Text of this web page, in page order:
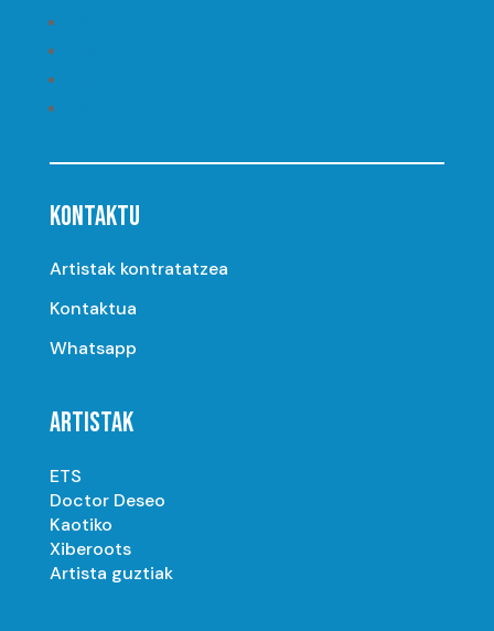
KONTAKTU
Artistak kontratatzea
Kontaktua
Whatsapp
ARTISTAK
ETS
Doctor Deseo
Kaotiko
Xiberoots
Artista guztiak